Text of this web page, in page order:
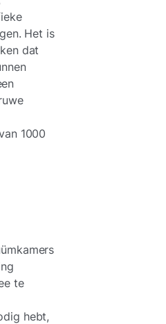
Het is
dat
1000
te
hebt,